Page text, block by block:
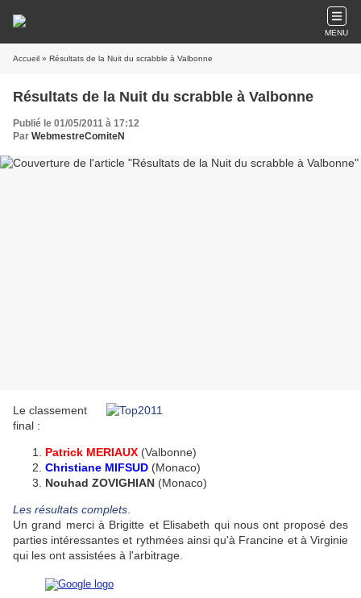
MENU
Accueil » Résultats de la Nuit du scrabble à Valbonne
Résultats de la Nuit du scrabble à Valbonne
Publié le 01/05/2011 à 17:12
Par WebmestreComiteN
Le classement
final :
Patrick MERIAUX (Valbonne)
Christiane MIFSUD (Monaco)
Nouhad ZOVIGHIAN (Monaco)
Les résultats complets
Un grand merci à Brigitte et Elisabeth qui nous ont proposé des
parties intéressantes et rythmées ainsi qu'à Francine et à Virginie
qui les ont assistées à l'arbitrage.